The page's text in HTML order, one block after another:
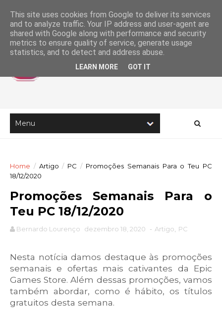
Home / Artigo / PC / Promoções Semanais Para o Teu PC
18/12/2020
Promoções Semanais Para o
Teu PC 18/12/2020
Bernardo Lourenço dezembro 18, 2020 - Artigo PC
Nesta notícia damos destaque às promoções
semanais e ofertas mais cativantes da Epic
Games Store. Além dessas promoções, vamos
também abordar, como é hábito, os títulos
gratuitos desta semana.
This site uses cookies from Google to deliver its services
and to analyze traffic. Your IP address and user-agent are
shared with Google along with performance and security
metrics to ensure quality of service, generate usage
statistics, and to detect and address abuse.
LEARN MORE GOT IT